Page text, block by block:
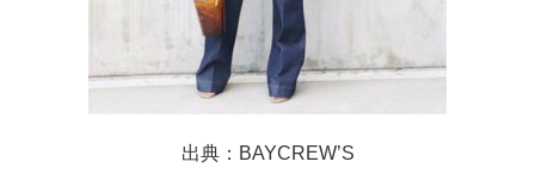
出典：BAYCREW’S